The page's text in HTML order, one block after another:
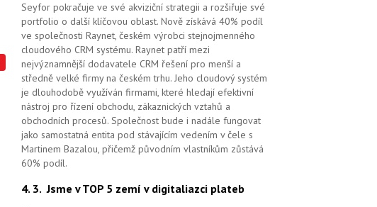
Seyfor pokračuje ve své akviziční strategii a rozšiřuje své
portfolio o další klíčovou oblast. Nově získává 40% podíl
ve společnosti Raynet, českém výrobci stejnojmenného
cloudového CRM systému. Raynet patří mezi
nejvýznamnější dodavatele CRM řešení pro menší a
středně velké firmy na českém trhu. Jeho cloudový systém
je dlouhodobě využíván firmami, které hledají efektivní
nástroj pro řízení obchodu, zákaznických vztahů a
obchodních procesů. Společnost bude i nadále fungovat
jako samostatná entita pod stávajícím vedením v čele s
Martinem Bazalou, přičemž původním vlastníkům zůstává
60% podíl.
4. 3.Jsme v TOP 5 zemí v digitaliazci plateb